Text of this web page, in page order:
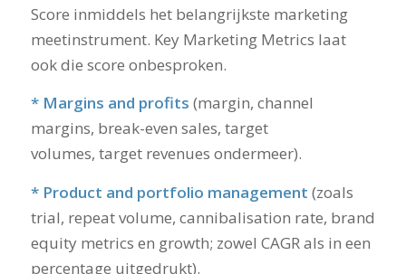
Score inmiddels het belangrijkste marketing
meetinstrument. Key Marketing Metrics laat
ook die score onbesproken.
* Margins and profits (margin, channel
margins, break-even sales, target
volumes, target revenues ondermeer).
* Product and portfolio management (zoals
trial, repeat volume, cannibalisation rate, brand
equity metrics en growth; zowel CAGR als in een
percentage uitgedrukt).